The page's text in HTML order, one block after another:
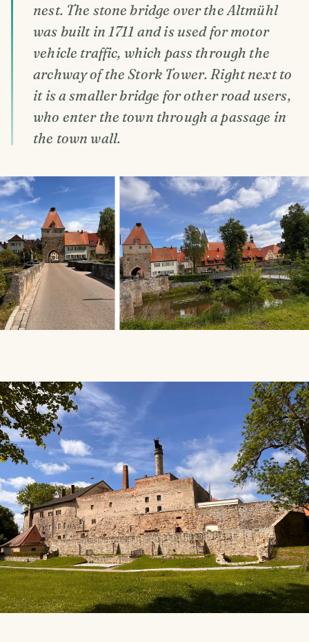
nest. The stone bridge over the Altmühl
was built in 1711 and is used for motor
vehicle traffic, which pass through the
archway of the Stork Tower. Right next to
it is a smaller bridge for other road users,
who enter the town through a passage in
the town wall.